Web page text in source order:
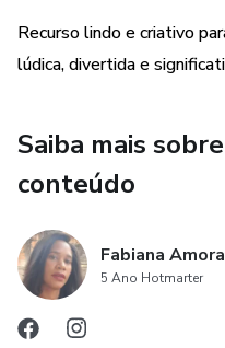
Recurso lindo e criativo
lúdica, divertida e
Saiba mais
conteúdo
Fabiana
5 Ano Hotmarter